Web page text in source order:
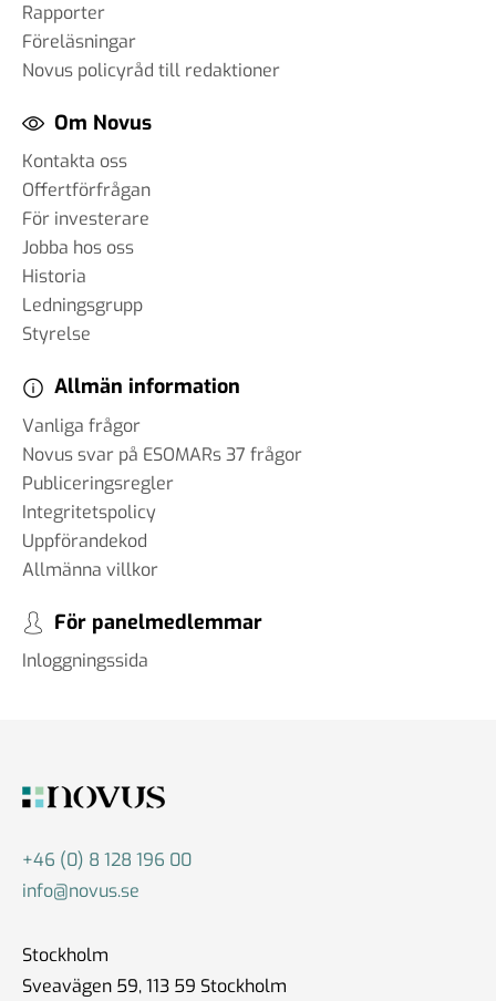
Rapporter
Föreläsningar
Novus policyråd till redaktioner
Om Novus
Kontakta oss
Offertförfrågan
För investerare
Jobba hos oss
Historia
Ledningsgrupp
Styrelse
Allmän information
Vanliga frågor
Novus svar på ESOMARs 37 frågor
Publiceringsregler
Integritetspolicy
Uppförandekod
Allmänna villkor
För panelmedlemmar
Inloggningssida
+46 (0) 8 128 196 00
info@novus.se
Stockholm
Sveavägen 59, 113 59 Stockholm